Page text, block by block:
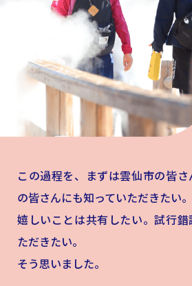
この過程を、まずは雲仙市の皆
の皆さんにも知っていただきたい。
嬉しいことは共有したい。試行
ただきたい。
そう思いました。